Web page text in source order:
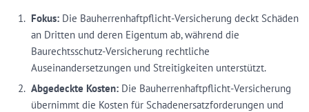
Fokus: Die Bauherrenhaftpflicht-Versicherung deckt Schäden
an Dritten und deren Eigentum ab, während die
Baurechtsschutz-Versicherung rechtliche
Auseinandersetzungen und Streitigkeiten unterstützt.
Abgedeckte Kosten: Die Bauherrenhaftpflicht-Versicherung
übernimmt die Kosten für Schadenersatzforderungen und